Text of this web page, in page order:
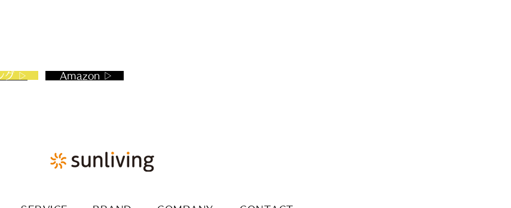
グ ▷ Amazon ▷